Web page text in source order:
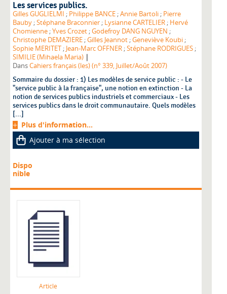
Les services publics.
Gilles GUGLIELMI ; Philippe BANCE ;Annie Bartoli ; Pierre
Bauby ;Stéphane Braconnier ; Lysianne CARTELIER ; Hervé
Chomienne ;Yves Crozet ;Godefroy DANG NGUYEN ;
Christophe DEMAZIERE ;Gilles Jeannot ;Geneviève Koubi ;
Sophie MERITET ; Jean-Marc OFFNER ;Stéphane RODRIGUES ;
SIMILIE (Mihaela Maria) |
DansCahiers français (les) (n° 339, Juillet/Août 2007)
Sommaire du dossier : 1) Les modèles de service public : - Le
"service public à la française", une notion en extinction - La
notion de services publics industriels et commerciaux - Les
services publics dans le droit communautaire. Quels modèles
[...]
Plus d'information...
Ajouter à ma sélection
Dispo
nible
Article